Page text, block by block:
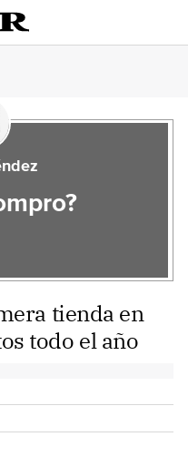
tienda en
todo el año